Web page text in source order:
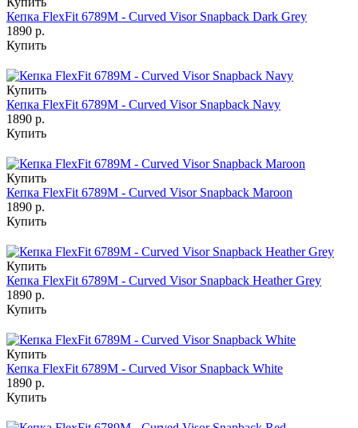
Кепка FlexFit 6789M - Curved Visor Snapback Dark Grey
1890 р.
Купить
Купить
Кепка FlexFit 6789M - Curved Visor Snapback Navy
1890 р.
Купить
Купить
Кепка FlexFit 6789M - Curved Visor Snapback Maroon
1890 р.
Купить
Купить
Кепка FlexFit 6789M - Curved Visor Snapback Heather Grey
1890 р.
Купить
Купить
Кепка FlexFit 6789M - Curved Visor Snapback White
1890 р.
Купить